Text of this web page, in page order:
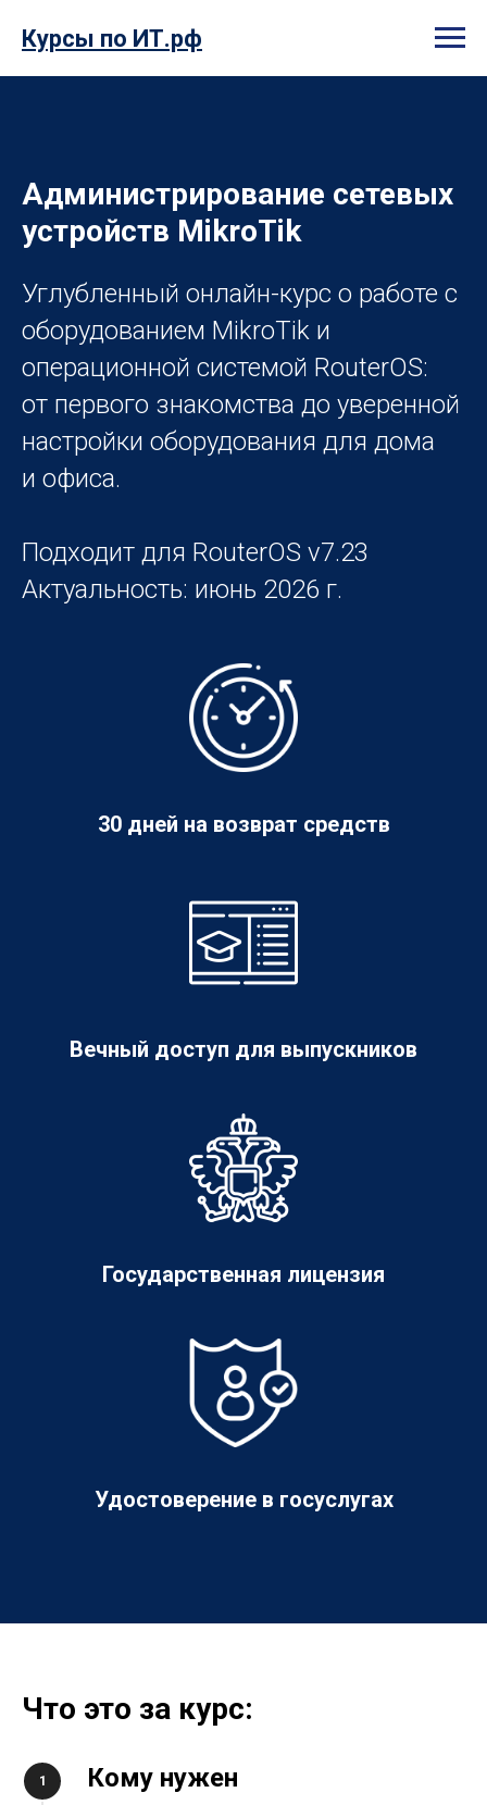
Курсы по ИТ.рф
Администрирование сетевых
устройств MikroTik
Углубленный онлайн-курс о работе с
оборудованием MikroTik и
операционной системой RouterOS:
от первого знакомства до уверенной
настройки оборудования для дома
и офиса.
Подходит для RouterOS v7.23
Актуальность: июнь 2026 г.
30 дней на возврат средств
Вечный доступ для выпускников
Государственная лицензия
Удостоверение в госуслугах
Что это за курс:
Кому нужен